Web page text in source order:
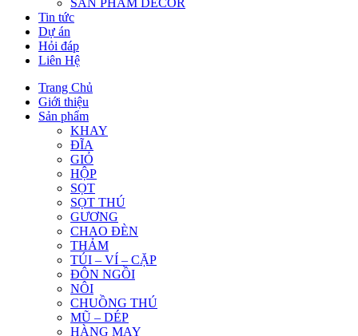
Tin tức
Dự án
Hỏi đáp
Liên Hệ
Trang Chủ
Giới thiệu
Sản phẩm
KHAY
ĐĨA
GIỎ
HỘP
SỌT
SỌT THÚ
GƯƠNG
CHAO ĐÈN
THẢM
TÚI – VÍ – CẶP
ĐÔN NGỒI
NÔI
CHUỒNG THÚ
MŨ – DÉP
HÀNG MAY